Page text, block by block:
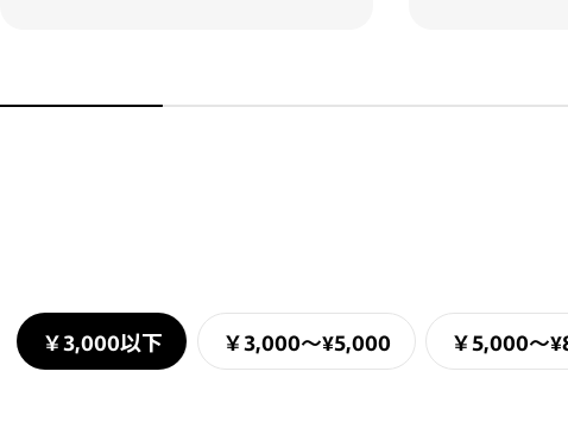
￥3,000以下 ￥3,000〜¥5,000 ￥5,000〜